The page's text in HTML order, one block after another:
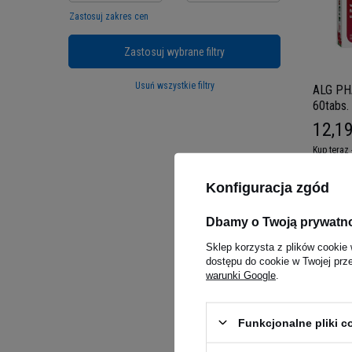
Zastosuj zakres cen
Zastosuj wybrane filtry
Usuń wszystkie filtry
ALG
60tabs.
Kup teraz
ALG
To
też,
ALG
Konfiguracja zgód
Dbamy o Twoją
Sklep korzysta z plików cookie
dostępu do cookie w Twojej
warunki Google
Funkcjonalne pliki